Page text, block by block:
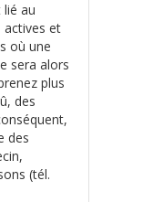
au
actives et
où une
sera alors
plus
des
des
(tél.